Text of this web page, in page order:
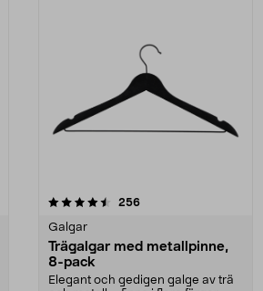
256recensioner
Galgar
Trägalgar med metallpinne,
8-pack
Elegant och gedigen galge av trä
4.0av 5 stjärnor